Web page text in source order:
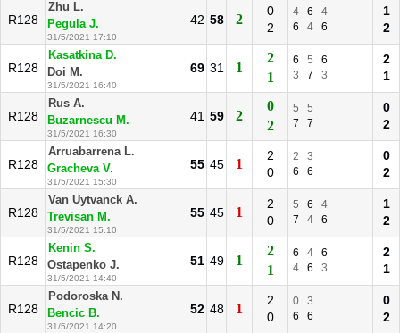
R128
Zhu L.
Pegula J.
31/5/2021 17:10
42 58 2
0
2
4 6
4
6
4 6
1
2
R128
Kasatkina D.
Doi M.
31/5/2021 16:40
69 31 1
2
1
6 5
6
3
7 3
2
1
R128
Rus A.
Buzarnescu M.
31/5/2021 16:30
41 59 2
0
2
5
5
7
7
0
2
R128
Arruabarrena L.
Gracheva V.
31/5/2021 15:30
55 45 1
2
0
2
3
6
6
0
2
R128
Van Uytvanck A.
Trevisan M.
31/5/2021 15:10
55 45 1
2
0
5 6
4
7
4 6
1
2
R128
Kenin S.
Ostapenko J.
31/5/2021 14:40
51 49 1
2
1
6 4
6
4
6 3
2
1
R128
Podoroska N.
Bencic B.
31/5/2021 14:20
52 48 1
2
0
0
3
6
6
0
2